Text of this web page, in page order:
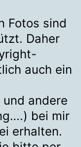
Fotos sind
Daher
auch ein
und andere
bei mir
erhalten.